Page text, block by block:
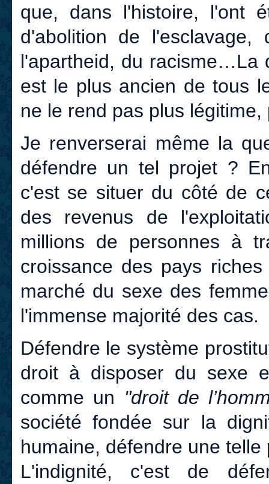
que, dans l'histoire, l'ont
d'abolition de
l'apartheid, du racisme…La
est le plus ancien de tous
ne le rend pas plus légitime,
Je renverserai même la
défendre un tel projet ?
c'est se situer du côté de
des revenus de
millions de personnes à
croissance des pays
marché du sexe des
l'immense majorité des cas.
Défendre le système
droit à disposer du sexe
comme un "droit de
société fondée sur la
humaine, défendre une telle
L'indignité, c'est de